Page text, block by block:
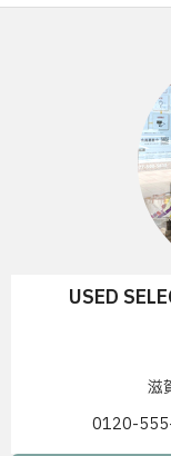
USED
滋
0120-